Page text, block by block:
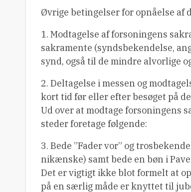
Øvrige betingelser for opnåelse af
1. Modtagelse af forsoningens
sakramente (syndsbekendelse,
synd, også til de mindre alvorlige
2. Deltagelse i messen og
kort tid før eller efter besøget på
Ud over at modtage forsoningens
steder foretage følgende:
3. Bede ”Fader vor” og
nikænske) samt bede en bøn i
Det er vigtigt ikke blot formelt at
på en særlig måde er knyttet til